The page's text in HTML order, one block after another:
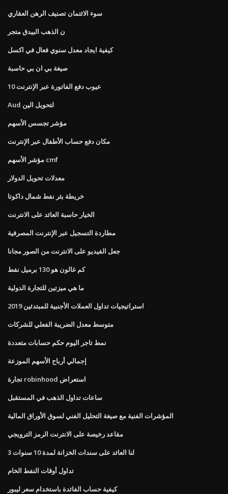
سوء الائتمان تصنيف الرهن العقاري
ن الذهب البيدق متجر
كيفية ايجاد معدل سنوي فعال في اكسل
صيغة بي ان بي حاسبة
10 عيوب دفع الفاتورة عبر الإنترنت
Aud لتحويل الين
مؤشر تجسس الأسهم
مكان دفع حساب الأطفال عبر الإنترنت
مؤشر الأسهم cmf
معدلات تحويل الدولار
خريطة بئر نفط شمال داكوتا
الخيار حاسبة العائد على الانترنت
مطاردة التسجيل عبر الإنترنت المصرفية
جعل الفيديو على الانترنت من الصور مجانا
كم غالون هو 130 برميل نفط
ما هي ميزتين للتجارة الدولية
استراتيجيات تداول العملات الأجنبية للمبتدئين 2019
متوسط ​​معدل الضريبة الفعلي للشركات
نمط تاجر اليوم حكم حسابات متعددة
إجمالي أرباح الأسهم الموزعة
تجارة robinhood استعراض
ساعات تداول الذهب في المستقبل
المؤشرات الفنية مع صيغة التحليل الفني لسوق الأوراق المالية
مقاعد رخيصة على الانترنت الرمز الترويجي
لنا العائد على سندات الخزانة لمدة 10 سنوات 3
تداول أوقات النفط الخام
كيفية حساب الفائدة باستخدام سعر ليبور